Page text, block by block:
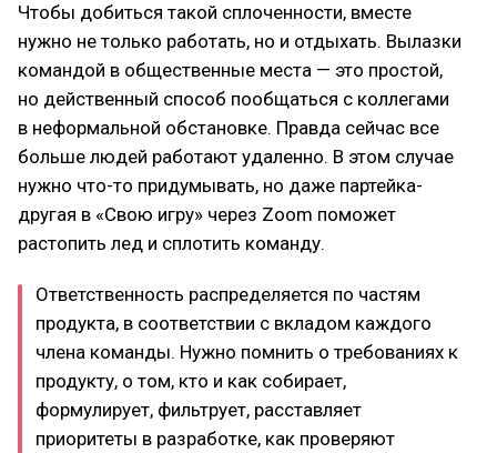
Чтобы добиться такой сплоченности, вместе
нужно не только работать, но и отдыхать. Вылазки
командой в общественные места — это простой,
но действенный способ пообщаться с коллегами
в неформальной обстановке. Правда сейчас все
больше людей работают удаленно. В этом случае
нужно что-то придумывать, но даже партейка-
другая в «Свою игру» через Zoom поможет
растопить лед и сплотить команду.
Ответственность распределяется по частям
продукта, в соответствии с вкладом каждого
члена команды. Нужно помнить о требованиях к
продукту, о том, кто и как собирает,
формулирует, фильтрует, расставляет
приоритеты в разработке, как проверяют